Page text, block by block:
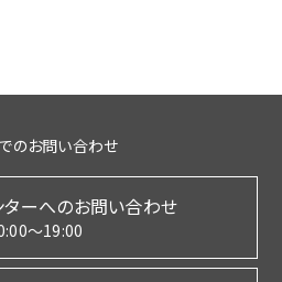
のお問い合わせ
ターへのお問い合わせ
～19:00